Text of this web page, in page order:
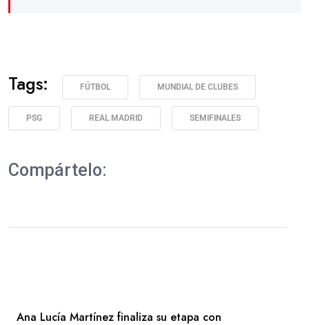
Tags: FÚTBOL MUNDIAL DE CLUBES
PSG REAL MADRID SEMIFINALES
Compártelo:
Ana Lucía Martínez finaliza su etapa con